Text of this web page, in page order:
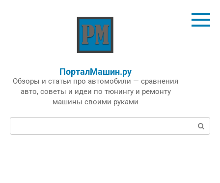
ПорталМашин.ру
Обзоры и статьи про автомобили — сравнения
авто, советы и идеи по тюнингу и ремонту
машины своими руками
Поиск: